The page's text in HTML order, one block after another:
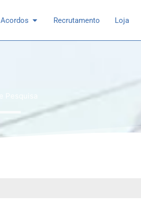
Acordos Open Acordos
Recrutamento Loja